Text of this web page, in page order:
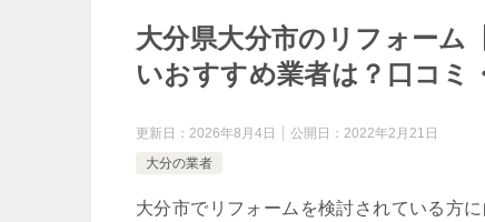
大分県大分市のリフォーム
いおすすめ業者は？口コミ
更新日： 2026年8月4日 公開日： 2022年2月21日
大分の業者
大分市でリフォームを検討されている方